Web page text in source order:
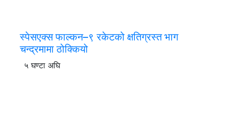
स्पेसएक्स फाल्कन–९ रकेटको क्षतिग्रस्त भाग
चन्द्रमामा ठोक्कियो
५ घण्टा अघि